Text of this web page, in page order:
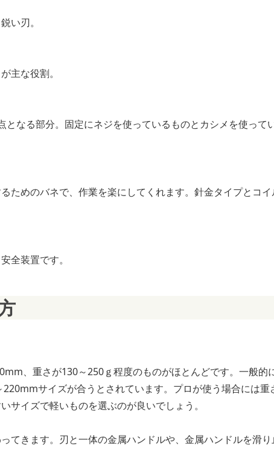
い刃。
主な役割。
なる部分。固定にネジを使っているものとカシメを使って
ためのバネで、作業を楽にしてくれます。針金タイプとコイ
全装置です。
、重さが130～250ｇ程度のものがほとんどです。一般的
サイズが合うとされています。プロが使う場合には重
サイズで軽いものを選ぶのが良いでしょう。
てきます。刃と一体の金属ハンドルや、金属ハンドルを滑り